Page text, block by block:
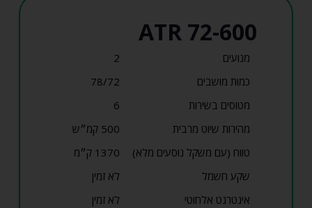
ATR 72-600
מנועים
2
כמות מושבים
78/72
מטוסים בשירות
6
מהירות שיוט מרבית
500 קמ״ש
טווח (עם משקל נוסעים מלא)
1370 ק״מ
שקע חשמל
לא זמין
אינטרנט אלחוטי
לא זמין